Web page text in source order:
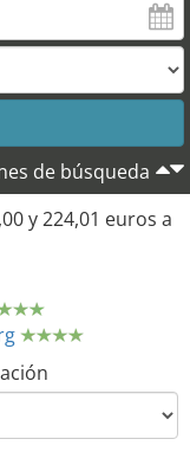
de búsqueda
y 224,01 euros a